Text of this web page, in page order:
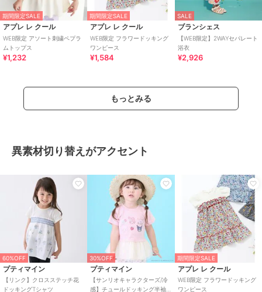
期間限定SALE
アプレ レ クール
WEB限定 アソート刺繍ペプラ
ムトップス
¥1,232
期間限定SALE
アプレ レ クール
WEB限定 フラワードッキング
ワンピース
¥1,584
SALE
ブランシェス
【WEB限定】2WAYセパレート
浴衣
¥2,926
もっとみる
異素材切り替えがアクセント
60%OFF
プティマイン
【リンク】クロスステッチ花
ドッキングTシャツ
30%OFF
プティマイン
【サンリオキャラクターズ/冷
感】チュールドッキング半袖T
期間限定SALE
アプレ レ クール
WEB限定 フラワードッキング
ワンピース